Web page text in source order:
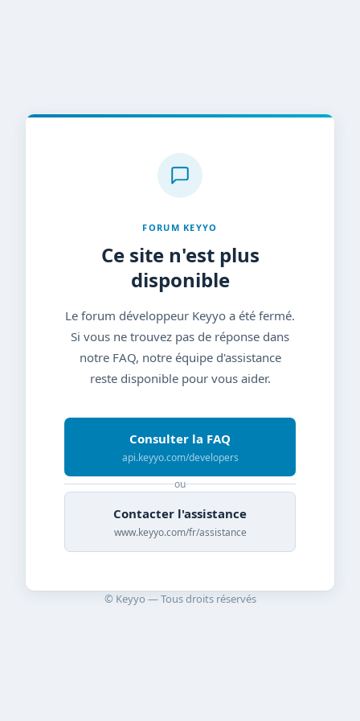
FORUM KEYYO
Ce site n'est plus
disponible
Le forum développeur Keyyo a été fermé.
Si vous ne trouvez pas de réponse dans
notre FAQ, notre équipe d'assistance
reste disponible pour vous aider.
Consulter la FAQ
api.keyyo.com/developers
ou
Contacter l'assistance
www.keyyo.com/fr/assistance
© Keyyo — Tous droits réservés